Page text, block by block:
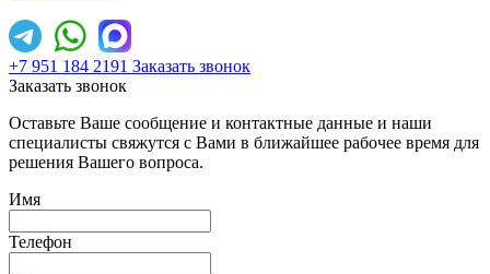
+7 951 184 2191 Заказать звонок
Заказать звонок
Оставьте Ваше сообщение и контактные данные и наши
специалисты свяжутся с Вами в ближайшее рабочее время для
решения Вашего вопроса.
Имя
Телефон